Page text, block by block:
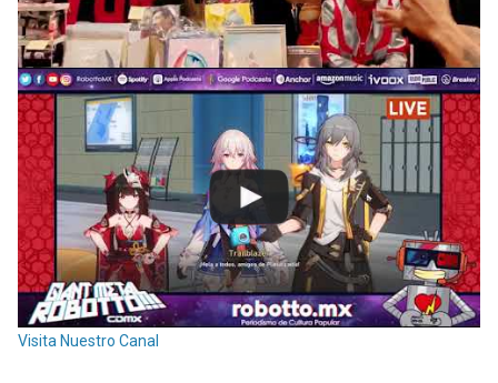
Visita Nuestro Canal